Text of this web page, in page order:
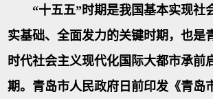
“十五五”时期是我国基本实现社
实基础、全面发力的关键时期，也是
时代社会主义现代化国际大都市承前
期。青岛市人民政府日前印发《青岛